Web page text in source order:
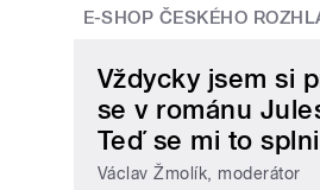
E-SHOP ČESKÉHO
Vždycky jsem si
se v románu
Teď se mi to
Václav Žmolík, moderátor